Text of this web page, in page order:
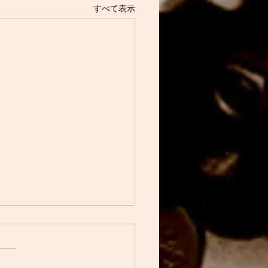
すべて表示
Wranglerについて書い